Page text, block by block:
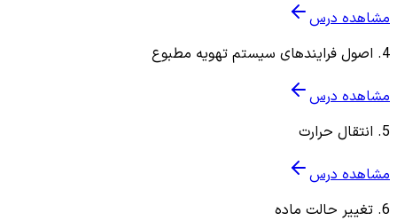
مشاهده درس
4
. اصول فرایندهای سیستم تهویه مطبوع
مشاهده درس
5
. انتقال حرارت
مشاهده درس
6
. تغییر حالت ماده